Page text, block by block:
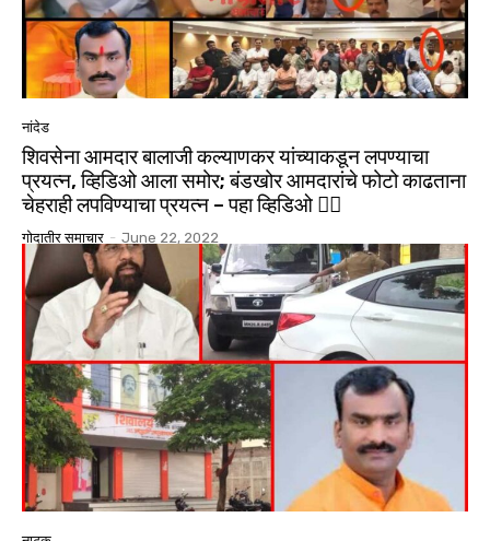
नांदेड
शिवसेना आमदार बालाजी कल्याणकर यांच्याकडून लपण्याचा
प्रयत्न, व्हिडिओ आला समोर; बंडखोर आमदारांचे फोटो काढताना
चेहराही लपविण्याचा प्रयत्न – पहा व्हिडिओ 👇🏻
गोदातीर समाचार - June 22, 2022